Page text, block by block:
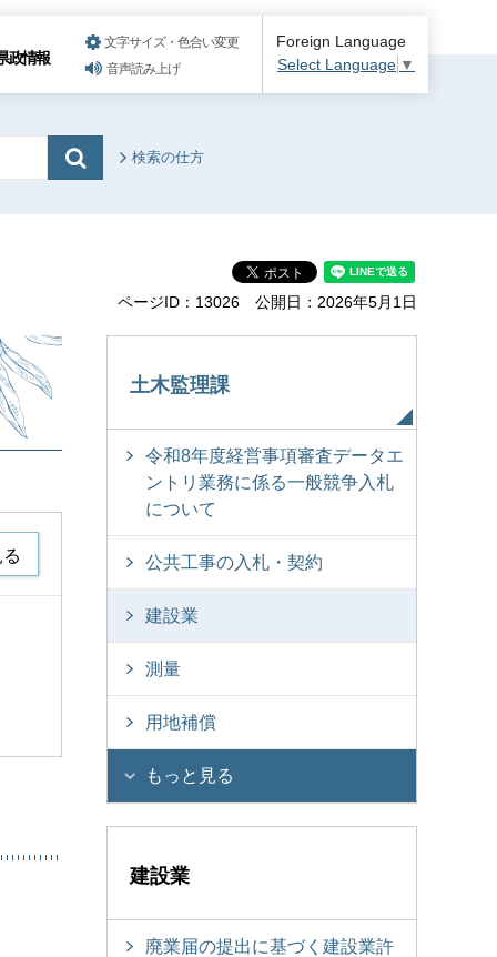
政情報
文字サイズ・色合い変更
音声読み上げ
Foreign Language
Select Language ▼
検索の仕方
ページID：13026 公開日：2026年5月1日
土木監理課
令和8年度経営事項審査データエ
ントリ業務に係る一般競争入札
について
公共工事の入札・契約
建設業
測量
用地補償
もっと見る
建設業
廃業届の提出に基づく建設業許